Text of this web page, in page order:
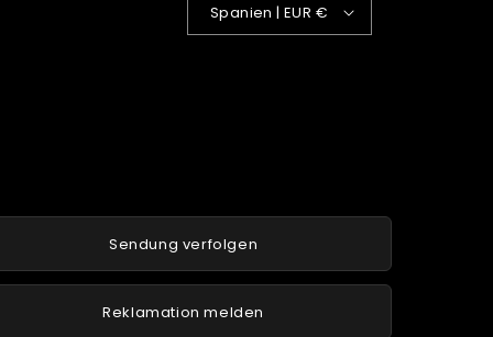
Spanien | EUR €
Sendung verfolgen
Reklamation melden